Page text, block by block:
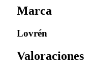
Marca
Lovrén
Valoraciones